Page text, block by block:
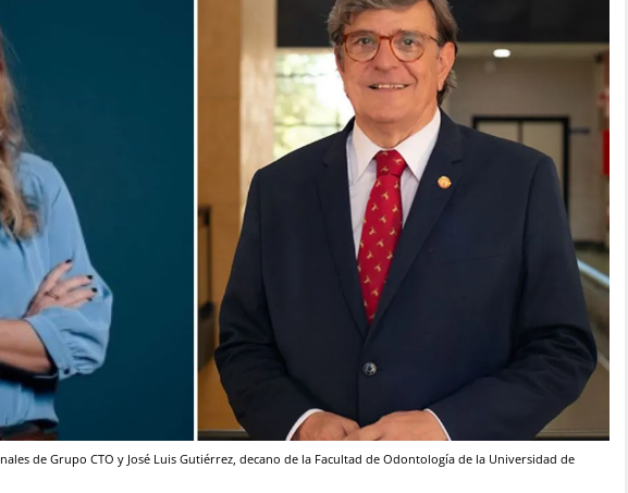
de Grupo CTO y José Luis Gutiérrez, decano de la Facultad de Odontología de la Universidad de